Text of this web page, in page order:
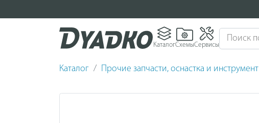
КаталогСхемыСервисы
Каталог Прочие запчасти, оснастка и инструмент